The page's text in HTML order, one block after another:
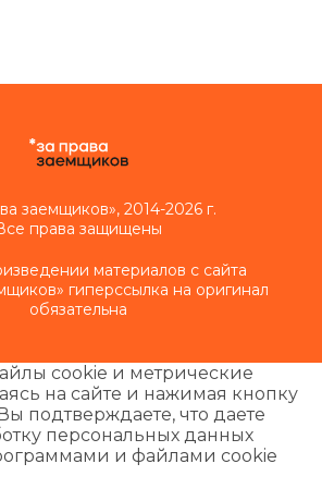
заемщиков», 2014-2026 г.
права защищены
материалов с сайта
гиперссылка на оригинал
обязательна
cookie и метрические
на сайте и нажимая кнопку
подтверждаете, что даете
персональных данных
и файлами cookie